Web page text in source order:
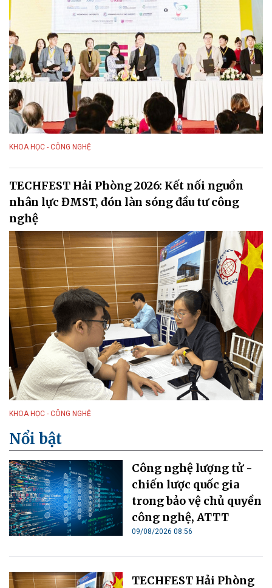
KHOA HỌC - CÔNG NGHỆ
TECHFEST Hải Phòng 2026: Kết nối nguồn
nhân lực ĐMST, đón làn sóng đầu tư công
nghệ
KHOA HỌC - CÔNG NGHỆ
Nổi bật
Công nghệ lượng tử -
chiến lược quốc gia
trong bảo vệ chủ quyền
công nghệ, ATTT
09/08/2026 08:56
TECHFEST Hải Phòng